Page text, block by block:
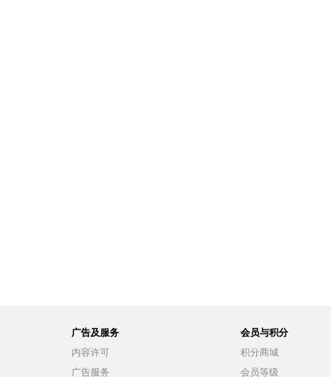
广告及服务
内容许可
广告服务
会员与积分
积分商城
会员等级